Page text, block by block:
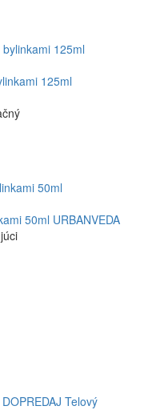
125ml
50ml URBANVEDA
DOPREDAJ Telový